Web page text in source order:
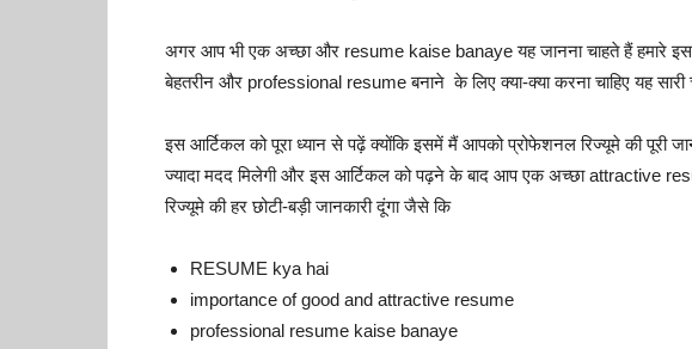
अगर आप भी एक अच्छा और resume kaise banaye यह जानना चाहते हैं हमारे
बेहतरीन और professional resume बनाने के लिए क्या-क्या करना चाहिए यह सारी
इस आर्टिकल को पूरा ध्यान से पढ़ें क्योंकि इसमें मैं आपको प्रोफेशनल रिज्यूमे की पूरी
ज्यादा मदद मिलेगी और इस आर्टिकल को पढ़ने के बाद आप एक अच्छा attractive
रिज्यूमे की हर छोटी-बड़ी जानकारी दूंगा जैसे कि
RESUME kya hai
importance of good and attractive resume
professional resume kaise banaye